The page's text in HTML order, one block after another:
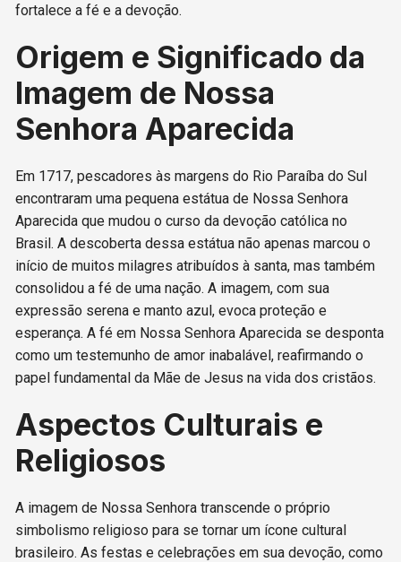
fortalece a fé e a devoção.
Origem e Significado da
Imagem de Nossa
Senhora Aparecida
Em 1717, pescadores às margens do Rio Paraíba do Sul
encontraram uma pequena estátua de Nossa Senhora
Aparecida que mudou o curso da devoção católica no
Brasil. A descoberta dessa estátua não apenas marcou o
início de muitos milagres atribuídos à santa, mas também
consolidou a fé de uma nação. A imagem, com sua
expressão serena e manto azul, evoca proteção e
esperança. A fé em Nossa Senhora Aparecida se desponta
como um testemunho de amor inabalável, reafirmando o
papel fundamental da Mãe de Jesus na vida dos cristãos.
Aspectos Culturais e
Religiosos
A imagem de Nossa Senhora transcende o próprio
simbolismo religioso para se tornar um ícone cultural
brasileiro. As festas e celebrações em sua devoção, como